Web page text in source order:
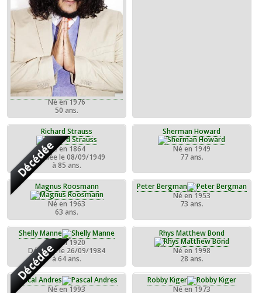
Né en 1976
50 ans.
Richard Strauss
DécédéeNé en 1864
Décédée le 08/09/1949
à 85 ans.
Sherman Howard
Né en 1949
77 ans.
Magnus Roosmann
Né en 1963
63 ans.
Peter Bergman
Né en 1953
73 ans.
Shelly Manne
DécédéeNé en 1920
Décédée le 26/09/1984
à 64 ans.
Rhys Matthew Bond
Né en 1998
28 ans.
Pascal Andres
Né en 1993
Robby Kiger
Né en 1973